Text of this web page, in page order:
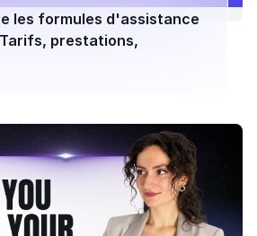
les formules d'assistance
prestations,